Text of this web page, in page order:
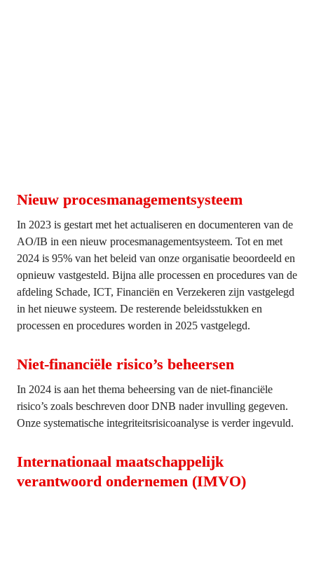
Nieuw procesmanagementsysteem
In 2023 is gestart met het actualiseren en documenteren van de
AO/IB in een nieuw procesmanagementsysteem. Tot en met
2024 is 95% van het beleid van onze organisatie beoordeeld en
opnieuw vastgesteld. Bijna alle processen en procedures van de
afdeling Schade, ICT, Financiën en Verzekeren zijn vastgelegd
in het nieuwe systeem. De resterende beleidsstukken en
processen en procedures worden in 2025 vastgelegd.
Niet-financiële risico’s beheersen
In 2024 is aan het thema beheersing van de niet-financiële
risico’s zoals beschreven door DNB nader invulling gegeven.
Onze systematische integriteitsrisicoanalyse is verder ingevuld.
Internationaal maatschappelijk
verantwoord ondernemen (IMVO)